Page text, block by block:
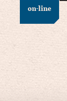
on-line